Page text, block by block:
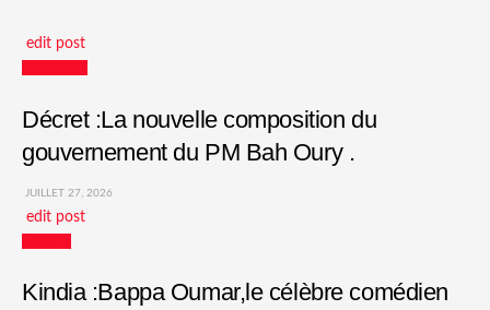
edit post
Décret :La nouvelle composition du
gouvernement du PM Bah Oury .
JUILLET 27, 2026
edit post
Kindia :Bappa Oumar,le célèbre comédien